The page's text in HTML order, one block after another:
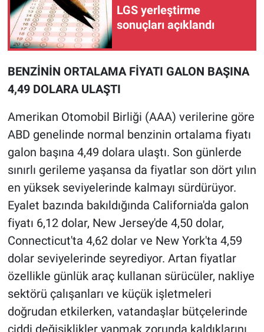
LGS yerleştirme
sonuçları açıklandı
BENZİNİN ORTALAMA FİYATI GALON BAŞINA
4,49 DOLARA ULAŞTI
Amerikan Otomobil Birliği (AAA) verilerine göre
ABD genelinde normal benzinin ortalama fiyatı
galon başına 4,49 dolara ulaştı. Son günlerde
sınırlı gerileme yaşansa da fiyatlar son dört yılın
en yüksek seviyelerinde kalmayı sürdürüyor.
Eyalet bazında bakıldığında California'da galon
fiyatı 6,12 dolar, New Jersey'de 4,50 dolar,
Connecticut'ta 4,62 dolar ve New York'ta 4,59
dolar seviyelerinde seyrediyor. Artan fiyatlar
özellikle günlük araç kullanan sürücüler, nakliye
sektörü çalışanları ve küçük işletmeleri
doğrudan etkilerken, vatandaşlar bütçelerinde
ciddi değişiklikler yapmak zorunda kaldıklarını